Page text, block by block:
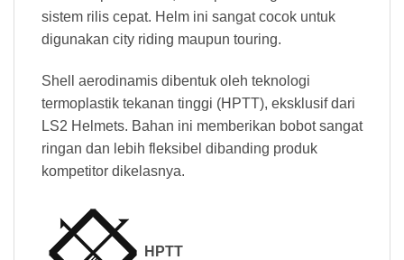
sistem rilis cepat. Helm ini sangat cocok untuk
digunakan city riding maupun touring.
Shell aerodinamis dibentuk oleh teknologi
termoplastik tekanan tinggi (HPTT), eksklusif dari
LS2 Helmets. Bahan ini memberikan bobot sangat
ringan dan lebih fleksibel dibanding produk
kompetitor dikelasnya.
HPTT